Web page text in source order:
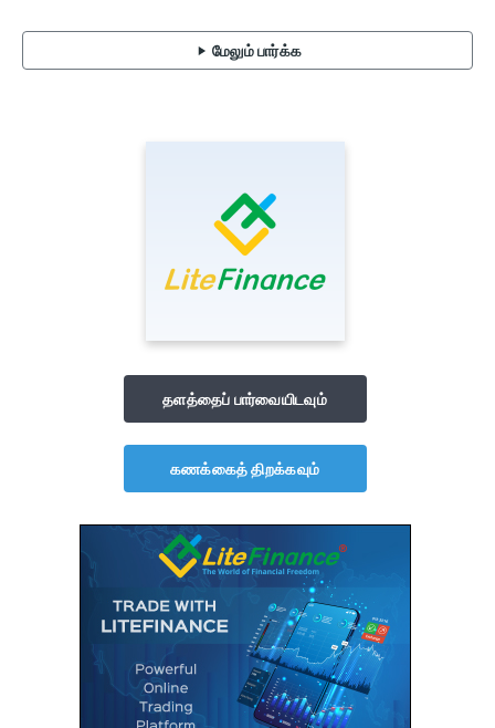
மேலும் பார்க்க
தளத்தைப் பார்வையிடவும்
கணக்கைத் திறக்கவும்